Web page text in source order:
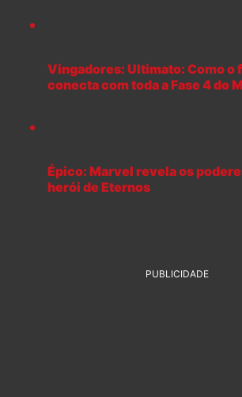
Vingadores: Ultimato: Como o
conecta com toda a Fase 4 do
Épico: Marvel revela os
herói de Eternos
PUBLICIDADE